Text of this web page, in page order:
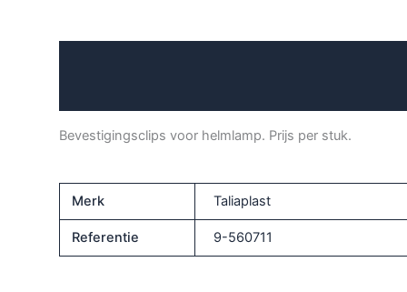
Bevestigingsclips voor helmlamp. Prijs per stuk.
Merk Taliaplast
Referentie 9-560711